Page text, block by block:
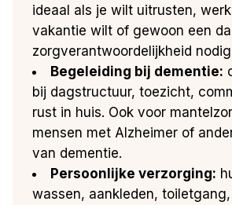
ideaal als je wilt uitrusten,
vakantie wilt of gewoon een
zorgverantwoordelijkheid
Begeleiding bij dementie:
bij dagstructuur, toezicht,
rust in huis. Ook voor
mensen met Alzheimer of
van dementie.
Persoonlijke verzorging:
wassen, aankleden,